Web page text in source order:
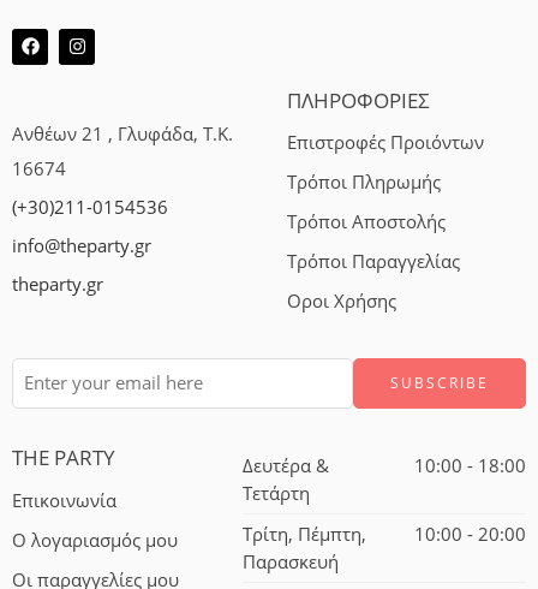
Ανθέων 21 , Γλυφάδα, Τ.Κ.
16674
(+30)211-0154536
info@theparty.gr
theparty.gr
ΠΛΗΡΟΦΟΡΙΕΣ
Επιστροφές Προιόντων
Τρόποι Πληρωμής
Τρόποι Αποστολής
Τρόποι Παραγγελίας
Οροι Χρήσης
THE PARTY
Επικοινωνία
Ο λογαριασμός μου
Οι παραγγελίες μου
Δευτέρα &
Τετάρτη
10:00 - 18:00
Τρίτη, Πέμπτη,
Παρασκευή
10:00 - 20:00